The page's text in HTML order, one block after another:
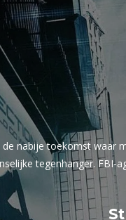
nabije toekomst waar
tegenhanger.